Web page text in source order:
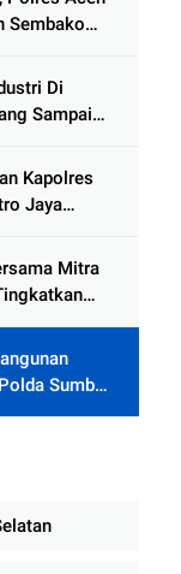
Sembako
Di
Sampai
Kapolres
Jaya
Mitra
Sumbar